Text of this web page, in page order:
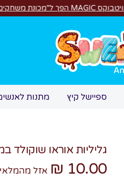
ספיישל קיץ מתנות
גליליות אוראו שוקולד
10.00 ₪ אזל מהמלאי